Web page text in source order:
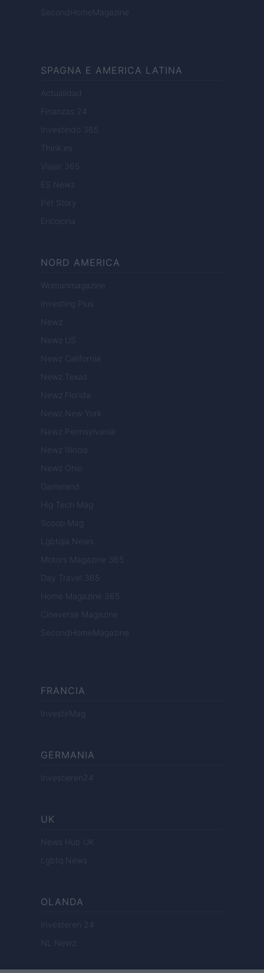
SecondHomeMagazine
SPAGNA E AMERICA LATINA
Actualidad
Finanzas 24
Investindo 365
Think.es
Viajar 365
ES Newz
Pet Story
Encocina
NORD AMERICA
Womanmagazine
Investing Plus
Newz
Newz US
Newz California
Newz Texas
Newz Florida
Newz New York
Newz Pennsylvania
Newz Illinois
Newz Ohio
Gameland
Hig Tech Mag
Scoop Mag
Lgbtqia News
Motors Magazine 365
Day Travel 365
Home Magazine 365
Cineverse Magazine
SecondHomeMagazine
FRANCIA
InvestirMag
GERMANIA
Investieren24
UK
News Hub UK
Lgbtq News
OLANDA
Investeren 24
NL Newz